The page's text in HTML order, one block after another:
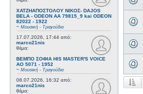
ΧΑΤΖΗΑΠΟΣΤΟΛΟΥ ΝΙΚΟΣ- DAJOS
BELA - ODEON AA 79815_9 kai ODEON
82022 - 1922
~ Μουσική - Τραγούδια
17.07.2026, 17:44 από:
marco21nis
θέμα:
ΒΕΜΠΟ ΣΟΦΙΑ HIS MASTER'S VOICE
AO 5071 - 1952
~ Μουσική - Τραγούδια
08.07.2026, 16:32 από:
marco21nis
θέμα: